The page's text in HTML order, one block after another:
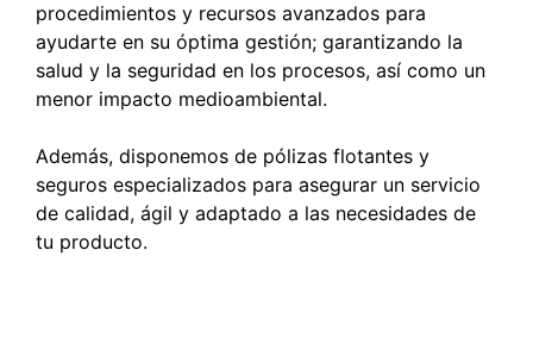
procedimientos y recursos avanzados para
ayudarte en su óptima gestión; garantizando la
salud y la seguridad en los procesos, así como un
menor impacto medioambiental.
Además, disponemos de pólizas flotantes y
seguros especializados para asegurar un servicio
de calidad, ágil y adaptado a las necesidades de
tu producto.